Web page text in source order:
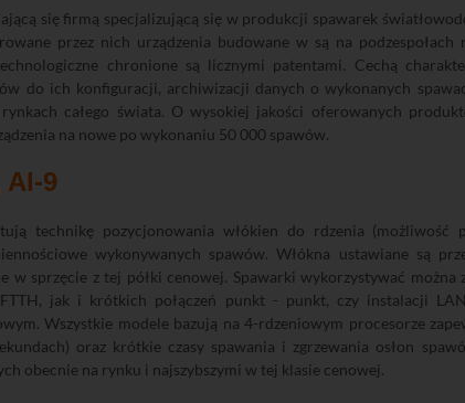
się firmą specjalizującą się w produkcji spawarek
przez nich urządzenia budowane w są na podzespołach
chronione są licznymi patentami. Cechą
do ich konfiguracji, archiwizacji danych o wykonanych
całego świata. O wysokiej jakości oferowanych
na nowe po wykonaniu 50 000 spawów.
AI-9
technikę pozycjonowania włókien do rdzenia (możliwość
wykonywanych spawów. Włókna ustawiane są
w sprzęcie z tej półki cenowej. Spawarki wykorzystywać
jak i krótkich połączeń punkt - punkt, czy instalacji
Wszystkie modele bazują na 4-rdzeniowym procesorze
oraz krótkie czasy spawania i zgrzewania osłon
obecnie na rynku i najszybszymi w tej klasie cenowej.